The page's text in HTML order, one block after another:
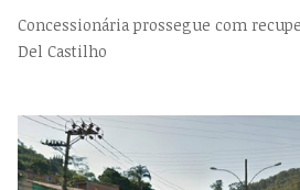
Concessionária prossegue com
Del Castilho